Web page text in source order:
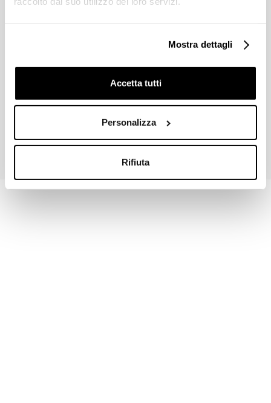
Mostra dettagli
Accetta tutti
Personalizza
Rifiuta